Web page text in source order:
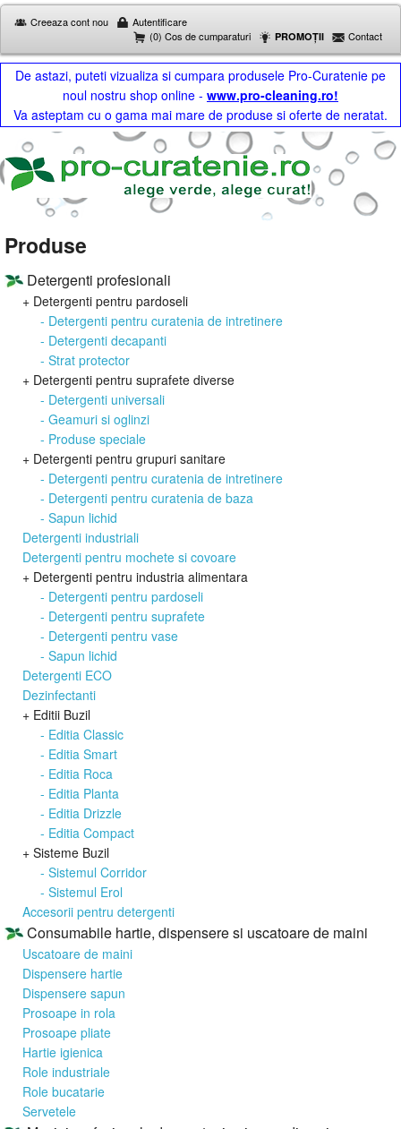
Creeaza cont nou
Autentificare
(0) Cos de cumparaturi
PROMOȚII Contact
De astazi, puteti vizualiza si cumpara produsele Pro-Curatenie pe
noul nostru shop online - www.pro-cleaning.ro!
Va asteptam cu o gama mai mare de produse si oferte de neratat.
Produse
Detergenti profesionali
+ Detergenti pentru pardoseli
- Detergenti pentru curatenia de intretinere
- Detergenti decapanti
- Strat protector
+ Detergenti pentru suprafete diverse
- Detergenti universali
- Geamuri si oglinzi
- Produse speciale
+ Detergenti pentru grupuri sanitare
- Detergenti pentru curatenia de intretinere
- Detergenti pentru curatenia de baza
- Sapun lichid
Detergenti industriali
Detergenti pentru mochete si covoare
+ Detergenti pentru industria alimentara
- Detergenti pentru pardoseli
- Detergenti pentru suprafete
- Detergenti pentru vase
- Sapun lichid
Detergenti ECO
Dezinfectanti
+ Editii Buzil
- Editia Classic
- Editia Smart
- Editia Roca
- Editia Planta
- Editia Drizzle
- Editia Compact
+ Sisteme Buzil
- Sistemul Corridor
- Sistemul Erol
Accesorii pentru detergenti
Consumabile hartie, dispensere si uscatoare de maini
Uscatoare de maini
Dispensere hartie
Dispensere sapun
Prosoape in rola
Prosoape pliate
Hartie igienica
Role industriale
Role bucatarie
Servetele